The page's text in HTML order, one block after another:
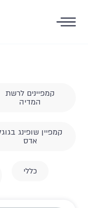
קמפיינים לרשת
המדיה
קמפיין שופינג
אדס
כללי